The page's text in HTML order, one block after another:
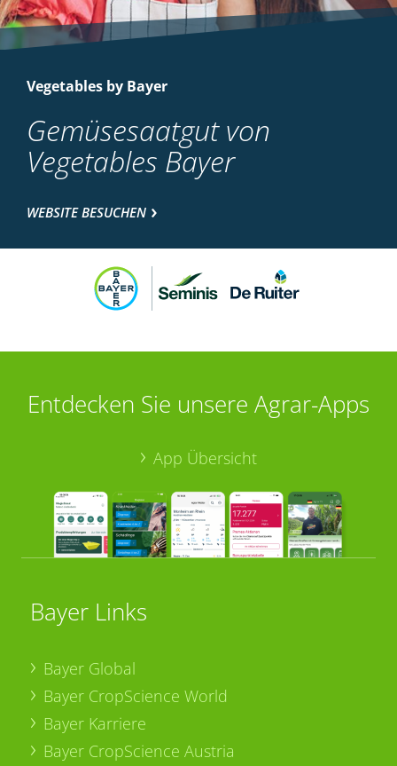
Vegetables by Bayer
Gemüsesaatgut von
Vegetables Bayer
WEBSITE BESUCHEN
Entdecken Sie unsere Agrar-Apps
App Übersicht
Bayer Links
Bayer Global
Bayer CropScience World
Bayer Karriere
Bayer CropScience Austria